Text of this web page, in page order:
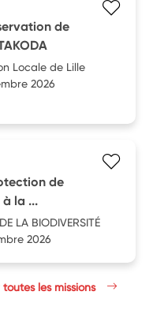
de
Locale de Lille
2026
de
la ...
LA BIODIVERSITÉ
2026
toutes les missions